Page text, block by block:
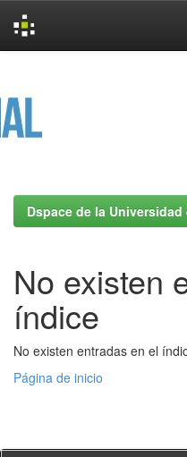
Dspace de la Universidad
No existen
índice
No existen entradas en el
Página de inicio